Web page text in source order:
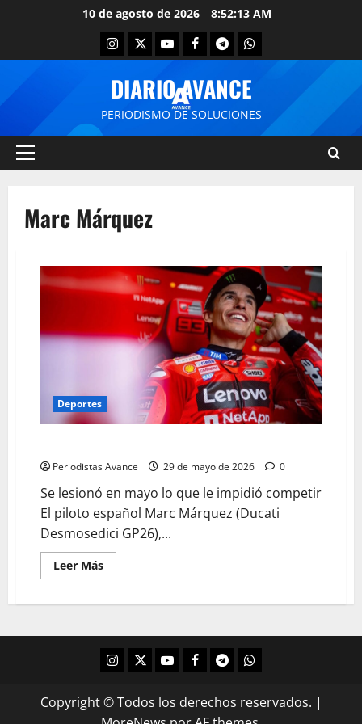
10 de agosto de 2026 8:52:13 AM
DIARIO AVANCE
PERIODISMO DE SOLUCIONES
Marc Márquez
Deportes
Periodistas Avance 29 de mayo de 2026 0
Se lesionó en mayo lo que le impidió competir
El piloto español Marc Márquez (Ducati
Desmosedici GP26),...
Leer Más
Copyright © Todos los derechos reservados. |